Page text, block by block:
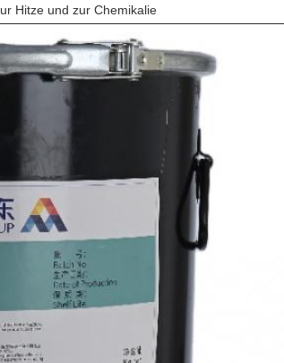
Hitze und zur Chemikalie